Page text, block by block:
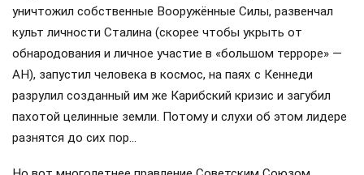
уничтожил собственные Вооружённые Силы, развенчал
культ личности Сталина (скорее чтобы укрыть от
обнародования и личное участие в «большом терроре» —
АН), запустил человека в космос, на паях с Кеннеди
разрулил созданный им же Карибский кризис и загубил
пахотой целинные земли. Потому и слухи об этом лидере
разнятся до сих пор…